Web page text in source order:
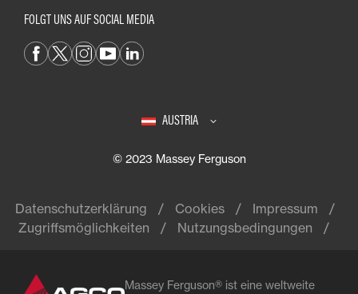
FOLGT UNS AUF SOCIAL MEDIA
AUSTRIA
© 2023 Massey Ferguson
Datenschutzerklärung Cookies
Impressum
Zugriffsmöglichkeiten
Nutzungsbedingungen
Massey Ferguson® ist eine weltweite